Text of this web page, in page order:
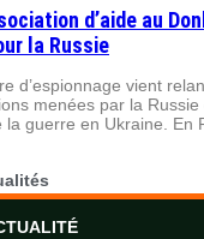
d’aide au
la Russie
d’espionnage vient
menées par la
la guerre en Ukraine. En